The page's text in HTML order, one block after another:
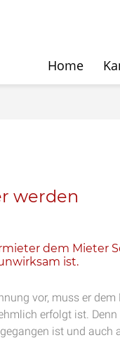
Home
werden
dem Mieter
ist.
vor, muss er
erfolgt ist.
ist und auch